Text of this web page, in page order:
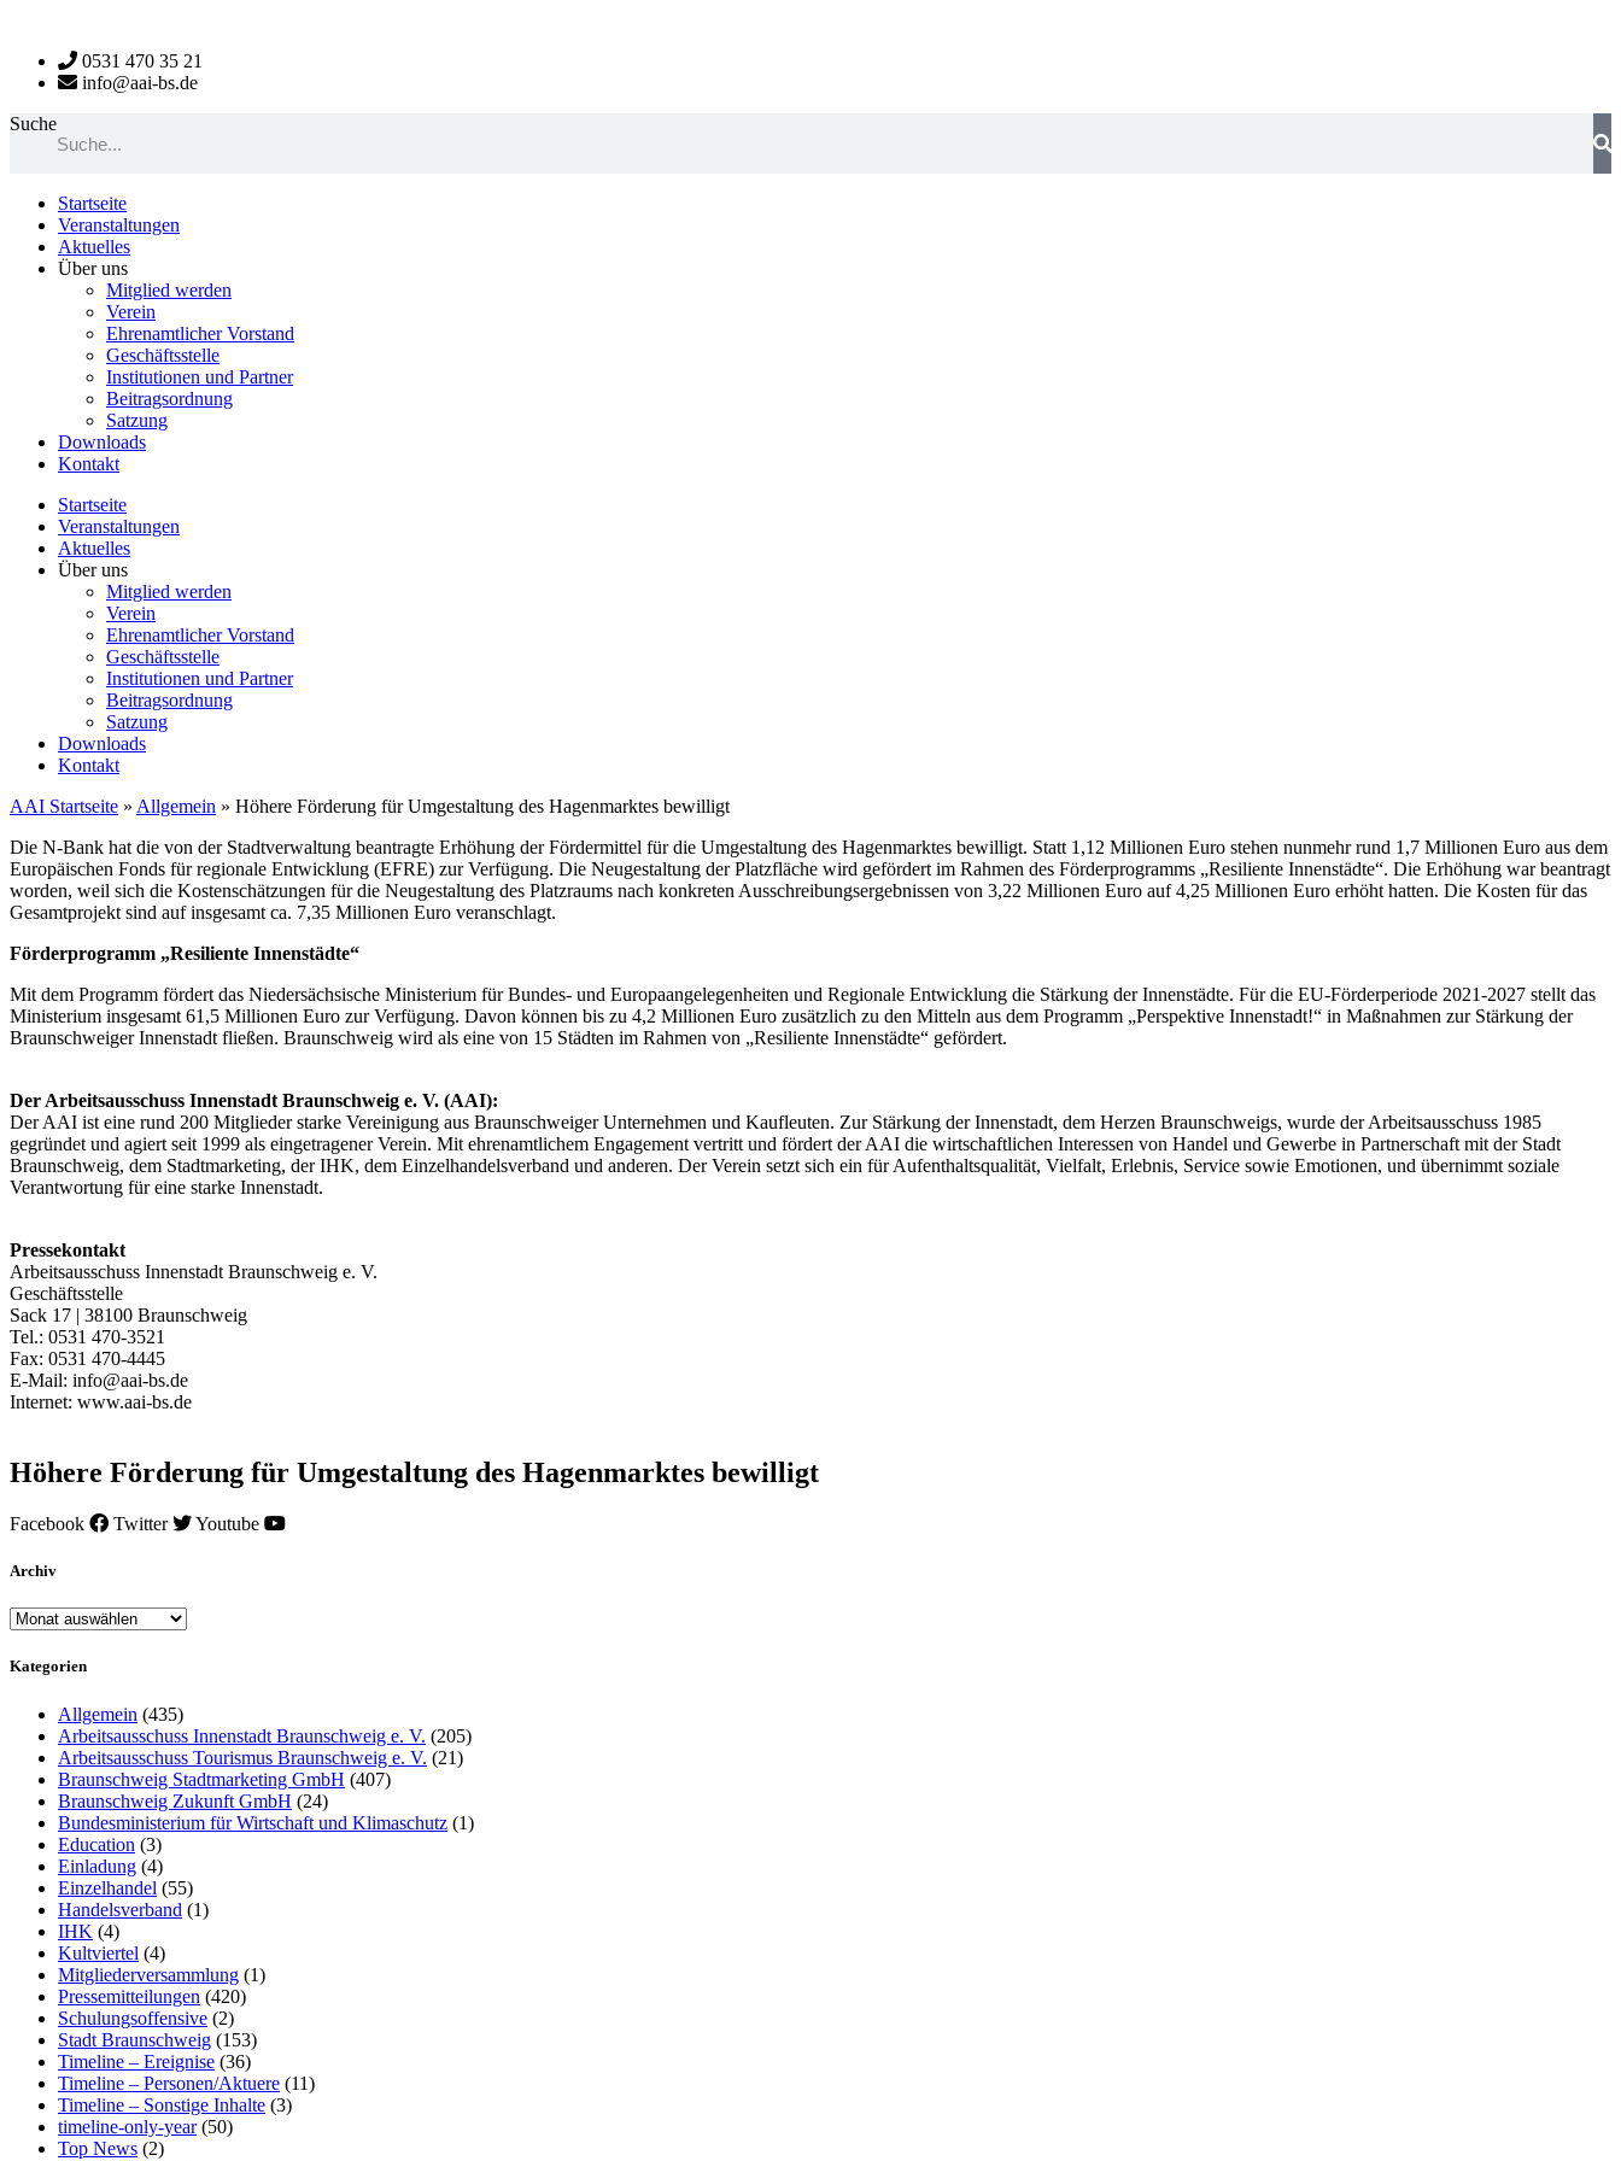
wechseln 0531 470 35 21
info@aai-bs.de
Suche
Startseite
Veranstaltungen
Aktuelles
Über uns
Mitglied werden
Verein
Ehrenamtlicher Vorstand
Geschäftsstelle
Institutionen und Partner
Beitragsordnung
Satzung
Downloads
Kontakt
Startseite
Veranstaltungen
Aktuelles
Über uns
Mitglied werden
Verein
Ehrenamtlicher Vorstand
Geschäftsstelle
Institutionen und Partner
Beitragsordnung
Satzung
Downloads
Kontakt
AAI Startseite » Allgemein » Höhere Förderung für Umgestaltung des Hagenmarktes bewilligt
Die N-Bank hat die von der Stadtverwaltung beantragte Erhöhung der Fördermittel für die Umgestaltung des Hagenmarktes bewilligt. Statt 1,12 Millionen Euro stehen nunmehr rund 1,7 Millionen Euro aus dem
Europäischen Fonds für regionale Entwicklung (EFRE) zur Verfügung. Die Neugestaltung der Platzfläche wird gefördert im Rahmen des Förderprogramms „Resiliente Innenstädte“. Die Erhöhung war beantragt
worden, weil sich die Kostenschätzungen für die Neugestaltung des Platzraums nach konkreten Ausschreibungsergebnissen von 3,22 Millionen Euro auf 4,25 Millionen Euro erhöht hatten. Die Kosten für das
Gesamtprojekt sind auf insgesamt ca. 7,35 Millionen Euro veranschlagt.
Förderprogramm „Resiliente Innenstädte“
Mit dem Programm fördert das Niedersächsische Ministerium für Bundes- und Europaangelegenheiten und Regionale Entwicklung die Stärkung der Innenstädte. Für die EU-Förderperiode 2021-2027 stellt das
Ministerium insgesamt 61,5 Millionen Euro zur Verfügung. Davon können bis zu 4,2 Millionen Euro zusätzlich zu den Mitteln aus dem Programm „Perspektive Innenstadt!“ in Maßnahmen zur Stärkung der
Braunschweiger Innenstadt fließen. Braunschweig wird als eine von 15 Städten im Rahmen von „Resiliente Innenstädte“ gefördert.
Der Arbeitsausschuss Innenstadt Braunschweig e. V. (AAI):
Der AAI ist eine rund 200 Mitglieder starke Vereinigung aus Braunschweiger Unternehmen und Kaufleuten. Zur Stärkung der Innenstadt, dem Herzen Braunschweigs, wurde der Arbeitsausschuss 1985
gegründet und agiert seit 1999 als eingetragener Verein. Mit ehrenamtlichem Engagement vertritt und fördert der AAI die wirtschaftlichen Interessen von Handel und Gewerbe in Partnerschaft mit der Stadt
Braunschweig, dem Stadtmarketing, der IHK, dem Einzelhandelsverband und anderen. Der Verein setzt sich ein für Aufenthaltsqualität, Vielfalt, Erlebnis, Service sowie Emotionen, und übernimmt soziale
Verantwortung für eine starke Innenstadt.
Pressekontakt
Arbeitsausschuss Innenstadt Braunschweig e. V.
Geschäftsstelle
Sack 17 | 38100 Braunschweig
Tel.: 0531 470-3521
Fax: 0531 470-4445
E-Mail: info@aai-bs.de
Internet: www.aai-bs.de
Höhere Förderung für Umgestaltung des Hagenmarktes bewilligt
Facebook Twitter Youtube
Archiv
Archiv
Kategorien
Allgemein (435)
Arbeitsausschuss Innenstadt Braunschweig e. V. (205)
Arbeitsausschuss Tourismus Braunschweig e. V. (21)
Braunschweig Stadtmarketing GmbH (407)
Braunschweig Zukunft GmbH (24)
Bundesministerium für Wirtschaft und Klimaschutz (1)
Education (3)
Einladung (4)
Einzelhandel (55)
Handelsverband (1)
IHK (4)
Kultviertel (4)
Mitgliederversammlung (1)
Pressemitteilungen (420)
Schulungsoffensive (2)
Stadt Braunschweig (153)
Timeline – Ereignise (36)
Timeline – Personen/Aktuere (11)
Timeline – Sonstige Inhalte (3)
timeline-only-year(50)
Top News (2)